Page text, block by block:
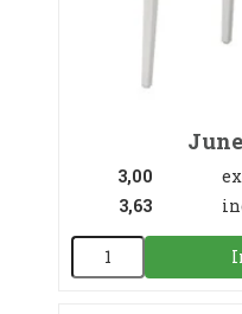
3,00
3,63